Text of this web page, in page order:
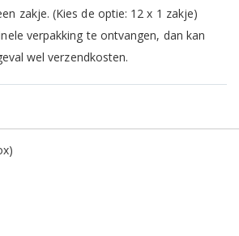
zakje. (Kies de optie: 12 x 1 zakje)
verpakking te ontvangen, dan kan
wel verzendkosten.